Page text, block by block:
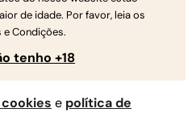
vida canábis
de idade. Por favor, leia os
e Condições.
tenho +18
e política de